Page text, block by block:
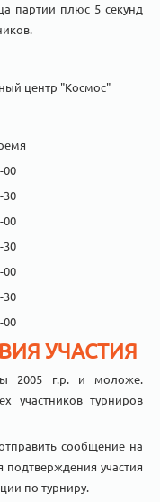
партии плюс 5 секунд
центр "Космос"
30
30
УЧАСТИЯ
2005 г.р. и моложе.
участников турниров
сообщение на
подтверждения участия
по турниру.